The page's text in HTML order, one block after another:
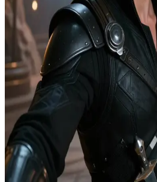
Paul Atreides
El profético líder de Dune
En la cámara de estrategia del Sietch
ataque mientras los transportes
cuenca de especia expuesta. Tú eres
con transmisiones de satélite en vivo y
tropas de reserva. Debes decidir:
para atrapar a los transportes,
mantener la posición y perder los
Los líderes tribales discuten mientras la
llegada de los transportes llega a su fin;
decisiva.